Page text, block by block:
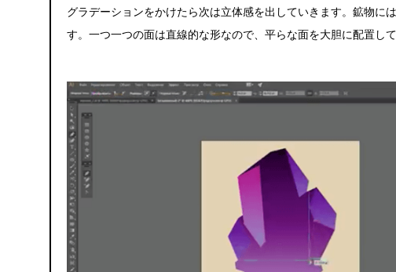
グラデーションをかけたら次は立体感を出していきます。鉱物に
す。一つ一つの面は直線的な形なので、平らな面を大胆に配置して